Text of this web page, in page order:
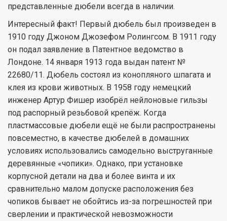
представленные дюбели всегда в наличии.
Интересный факт! Первый дюбель был произведен в
1910 году Джоном Джозефом Ролингсом. В 1911 году
он подал заявление в Патентное ведомство в
Лондоне. 14 января 1913 года выдан патент №
22680/11. Дюбель состоял из конопляного шпагата и
клея из крови животных. В 1958 году немецкий
инженер Артур Фишер изобрёл нейлоновые гильзы
под распорный резьбовой крепёж. Когда
пластмассовые дюбели ещё не были распространены
повсеместно, в качестве дюбелей в домашних
условиях использовались самодельно выструганные
деревянные «чопики». Однако, при установке
корпусной детали на два и более винта и их
сравнительно малом допуске расположения без
чопиков бывает не обойтись из-за погрешностей при
сверлении и практической невозможности